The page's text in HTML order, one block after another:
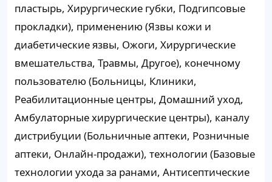
пластырь, Хирургические губки, Подгипсовые
прокладки), применению (Язвы кожи и
диабетические язвы, Ожоги, Хирургические
вмешательства, Травмы, Другое), конечному
пользователю (Больницы, Клиники,
Реабилитационные центры, Домашний уход,
Амбулаторные хирургические центры), каналу
дистрибуции (Больничные аптеки, Розничные
аптеки, Онлайн-продажи), технологии (Базовые
технологии ухода за ранами, Антисептические